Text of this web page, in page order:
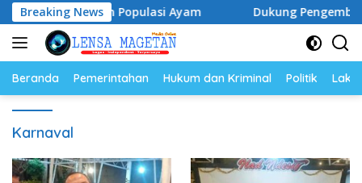
Langsung
ke
konten
Breaking News
dan Populasi Ayam Dukung Pengembangan
Beranda Pemerintahan Hukum dan Kriminal Politik
Karnaval